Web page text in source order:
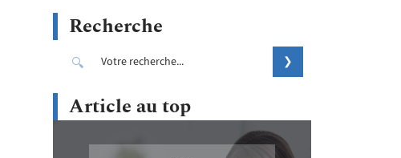
Recherche
Article au top